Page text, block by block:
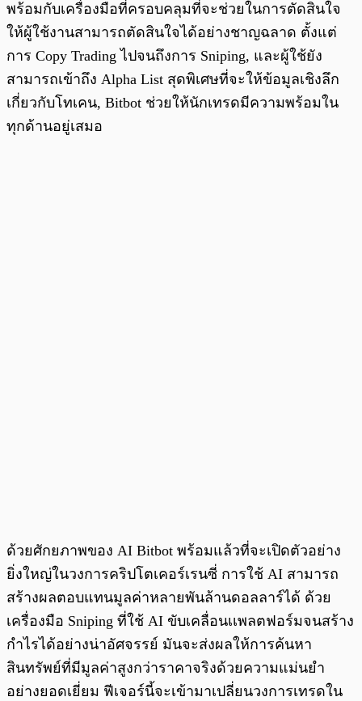
พร้อมกับเครื่องมือที่ครอบคลุมที่จะช่วยในการตัดสินใจ
ให้ผู้ใช้งานสามารถตัดสินใจได้อย่างชาญฉลาด ตั้งแต่
การ Copy Trading ไปจนถึงการ Sniping, และผู้ใช้ยัง
สามารถเข้าถึง Alpha List สุดพิเศษที่จะให้ข้อมูลเชิงลึก
เกี่ยวกับโทเคน, Bitbot ช่วยให้นักเทรดมีความพร้อมใน
ทุกด้านอยู่เสมอ
ด้วยศักยภาพของ AI Bitbot พร้อมแล้วที่จะเปิดตัวอย่าง
ยิ่งใหญ่ในวงการคริปโตเคอร์เรนซี่ การใช้ AI สามารถ
สร้างผลตอบแทนมูลค่าหลายพันล้านดอลลาร์ได้ ด้วย
เครื่องมือ Sniping ที่ใช้ AI ขับเคลื่อนเเพลตฟอร์มจนสร้าง
กำไรได้อย่างน่าอัศจรรย์ มันจะส่งผลให้การค้นหา
สินทรัพย์ที่มีมูลค่าสูงกว่าราคาจริงด้วยความแม่นยำ
อย่างยอดเยี่ยม ฟีเจอร์นี้จะเข้ามาเปลี่ยนวงการเทรดใน